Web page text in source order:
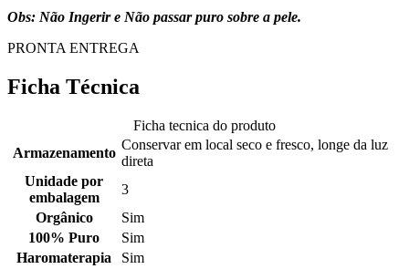
Obs: Não Ingerir e Não passar puro sobre a pele.
PRONTA ENTREGA
Ficha Técnica
Ficha tecnica do produto
Armazenamento
Conservar em local seco e fresco, longe da luz
direta
Unidade por
embalagem
3
Orgânico
Sim
100% Puro
Sim
Haromaterapia
Sim